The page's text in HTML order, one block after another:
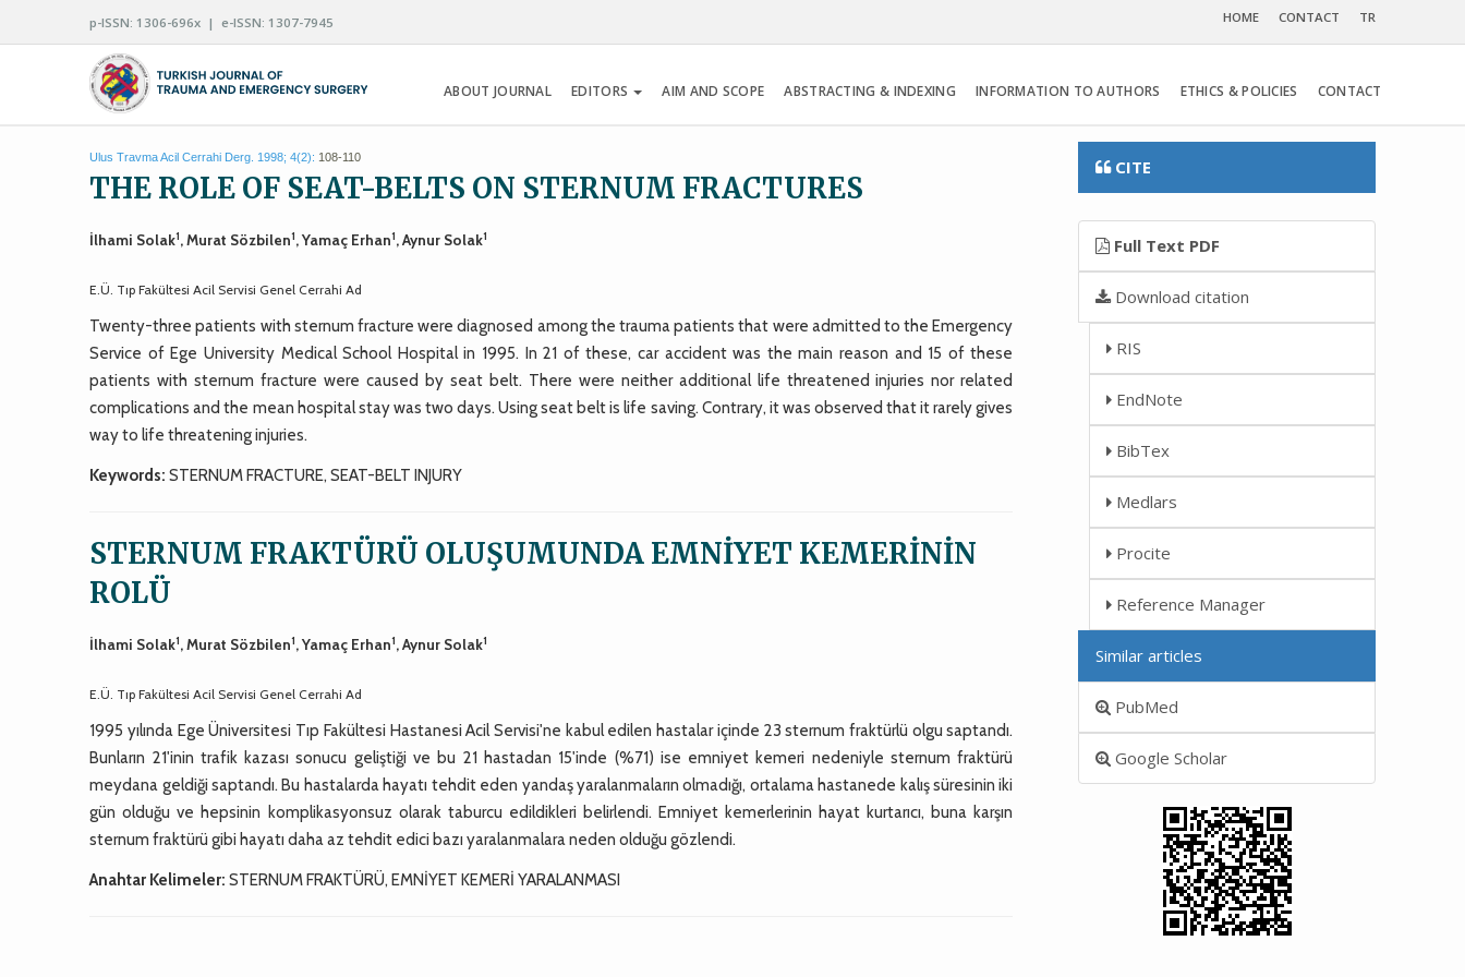
p-ISSN: 1306-696x | e-ISSN: 1307-7945 HOME CONTACT TR
ABOUT JOURNAL EDITORS AIM AND SCOPE ABSTRACTING & INDEXING INFORMATION TO AUTHORS ETHICS & POLICIES CONTACT
Ulus Travma Acil Cerrahi Derg. 1998; 4(2): 108-110
THE ROLE OF SEAT-BELTS ON STERNUM FRACTURES
İlhami Solak1, Murat Sözbilen1, Yamaç Erhan1, Aynur Solak1
E.Ü. Tıp Fakültesi Acil Servisi Genel Cerrahi Ad
Twenty-three patients with sternum fracture were diagnosed among the trauma patients that were admitted to the Emergency
Service of Ege University Medical School Hospital in 1995. In 21 of these, car accident was the main reason and 15 of these
patients with sternum fracture were caused by seat belt. There were neither additional life threatened injuries nor related
complications and the mean hospital stay was two days. Using seat belt is life saving. Contrary, it was observed that it rarely gives
way to life threatening injuries.
Keywords: STERNUM FRACTURE, SEAT-BELT INJURY
STERNUM FRAKTÜRÜ OLUŞUMUNDA EMNİYET KEMERİNİN
ROLÜ
İlhami Solak1, Murat Sözbilen1, Yamaç Erhan1, Aynur Solak1
E.Ü. Tıp Fakültesi Acil Servisi Genel Cerrahi Ad
1995 yılında Ege Üniversitesi Tıp Fakültesi Hastanesi Acil Servisi'ne kabul edilen hastalar içinde 23 sternum fraktürlü olgu saptandı.
Bunların 21'inin trafik kazası sonucu geliştiği ve bu 21 hastadan 15'inde (%71) ise emniyet kemeri nedeniyle sternum fraktürü
meydana geldiği saptandı. Bu hastalarda hayatı tehdit eden yandaş yaralanmaların olmadığı, ortalama hastanede kalış süresinin iki
gün olduğu ve hepsinin komplikasyonsuz olarak taburcu edildikleri belirlendi. Emniyet kemerlerinin hayat kurtarıcı, buna karşın
sternum fraktürü gibi hayatı daha az tehdit edici bazı yaralanmalara neden olduğu gözlendi.
Anahtar Kelimeler: STERNUM FRAKTÜRÜ, EMNİYET KEMERİ YARALANMASI
CITE
Full Text PDF
Download citation
RIS
EndNote
BibTex
Medlars
Procite
Reference Manager
Similar articles
PubMed
Google Scholar